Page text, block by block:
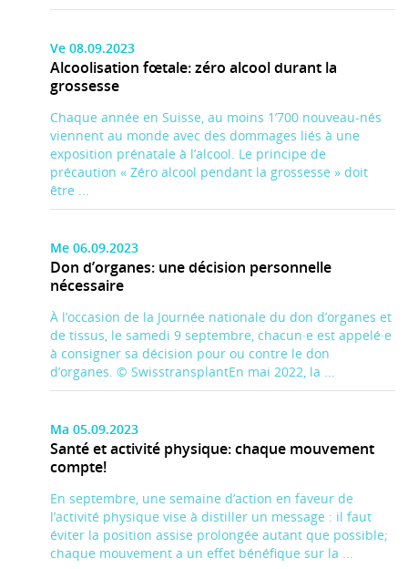
Ve 08.09.2023
Alcoolisation fœtale: zéro alcool durant la
grossesse
Chaque année en Suisse, au moins 1’700 nouveau-nés
viennent au monde avec des dommages liés à une
exposition prénatale à l’alcool. Le principe de
précaution « Zéro alcool pendant la grossesse » doit
être ...
Me 06.09.2023
Don d’organes: une décision personnelle
nécessaire
À l’occasion de la Journée nationale du don d’organes et
de tissus, le samedi 9 septembre, chacun·e est appelé·e
à consigner sa décision pour ou contre le don
d’organes. © SwisstransplantEn mai 2022, la ...
Ma 05.09.2023
Santé et activité physique: chaque mouvement
compte!
En septembre, une semaine d’action en faveur de
l’activité physique vise à distiller un message : il faut
éviter la position assise prolongée autant que possible;
chaque mouvement a un effet bénéfique sur la ...